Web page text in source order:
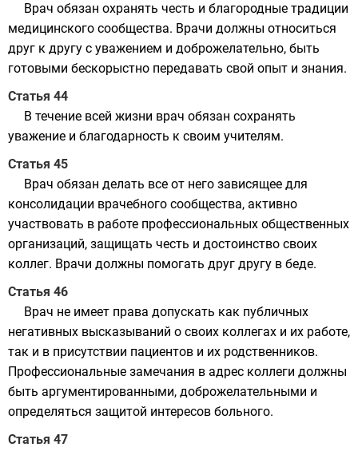
Врач обязан охранять честь и благородные традиции
медицинского сообщества. Врачи должны относиться
друг к другу с уважением и доброжелательно, быть
готовыми бескорыстно передавать свой опыт и знания.
Статья 44
В течение всей жизни врач обязан сохранять
уважение и благодарность к своим учителям.
Статья 45
Врач обязан делать все от него зависящее для
консолидации врачебного сообщества, активно
участвовать в работе профессиональных общественных
организаций, защищать честь и достоинство своих
коллег. Врачи должны помогать друг другу в беде.
Статья 46
Врач не имеет права допускать как публичных
негативных высказываний о своих коллегах и их работе,
так и в присутствии пациентов и их родственников.
Профессиональные замечания в адрес коллеги должны
быть аргументированными, доброжелательными и
определяться защитой интересов больного.
Статья 47